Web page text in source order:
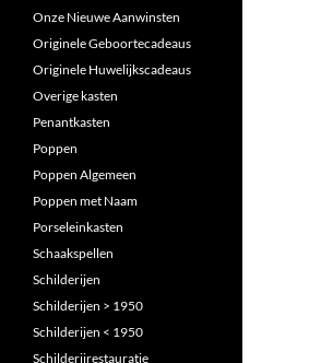
Onze Nieuwe Aanwinsten
Originele Geboortecadeaus
Originele Huwelijkscadeaus
Overige kasten
Penantkasten
Poppen
Poppen Algemeen
Poppen met Naam
Porseleinkasten
Schaakspellen
Schilderijen
Schilderijen > 1950
Schilderijen < 1950
Schilderijrestauratie